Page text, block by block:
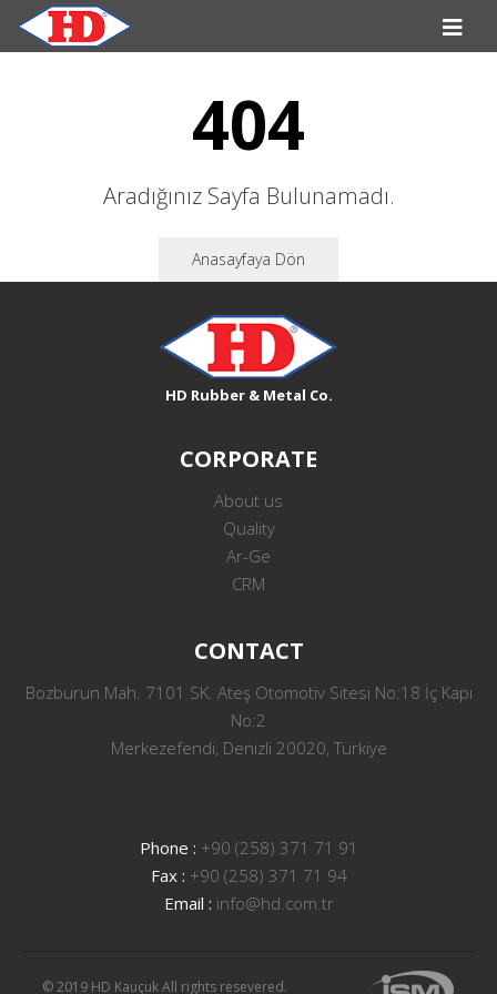
404
Aradığınız Sayfa Bulunamadı.
Anasayfaya Dön
HD Rubber & Metal Co.
CORPORATE
About us
Quality
Ar-Ge
CRM
CONTACT
Bozburun Mah. 7101 SK. Ateş Otomotiv Sitesi No:18 İç Kapı
No:2
Merkezefendi, Denizli 20020, Türkiye
Phone : +90 (258) 371 71 91
Fax : +90 (258) 371 71 94
Email : info@hd.com.tr
© 2019 HD Kauçuk All rights resevered.